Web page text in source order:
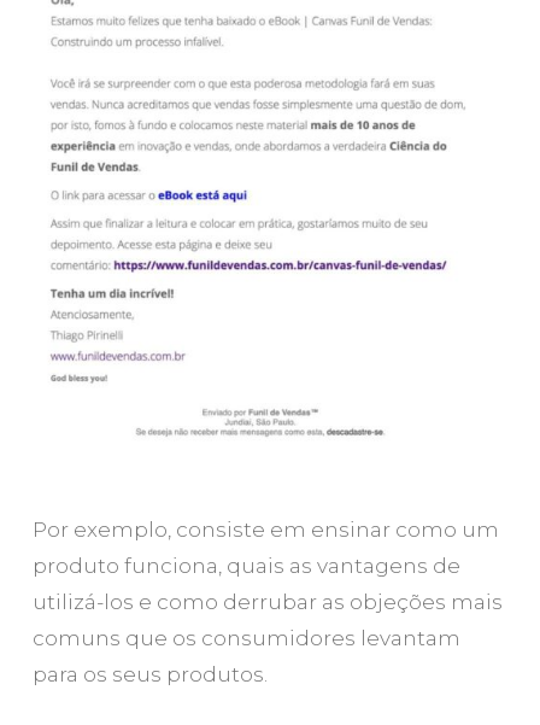
Por exemplo, consiste em ensinar como um
produto funciona, quais as vantagens de
utilizá-los e como derrubar as objeções mais
comuns que os consumidores levantam
para os seus produtos.